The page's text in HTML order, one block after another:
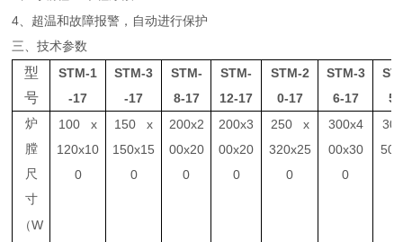
4、超温和故障报警，自动进行保护
三、技术参数
型
号
STM-1
-17
STM-3
-17
STM-
8-17
STM-
12-17
STM-2
0-17
STM-3
6-17
5-
炉
膛
尺
寸
（W
100 x
120x10
0
150 x
150x15
0
200x2
00x20
0
200x3
00x20
0
250 x
320x25
0
300x4
00x30
0